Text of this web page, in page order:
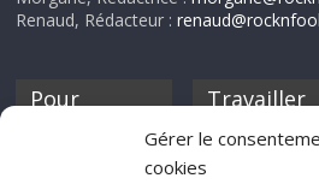
Gérer le
cookies
Renaud, Rédacteur :
Pour
discothèque
Travailler
Si tu souhaites